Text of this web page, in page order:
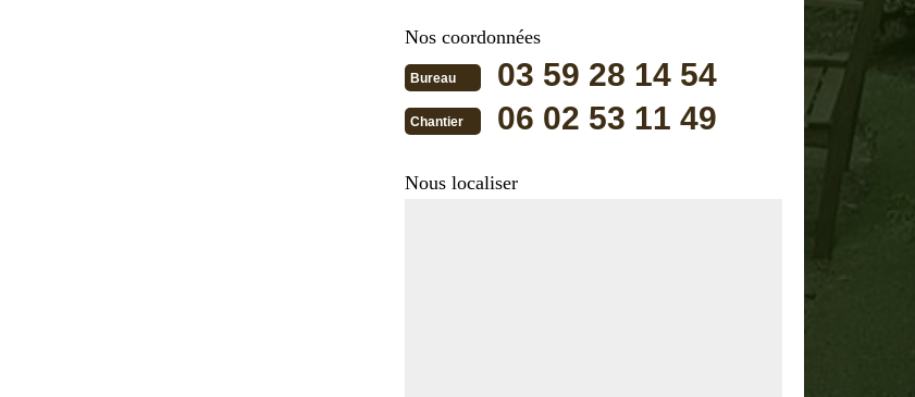
Nos coordonnées
Bureau 03 59 28 14 54
Chantier 06 02 53 11 49
Nous localiser